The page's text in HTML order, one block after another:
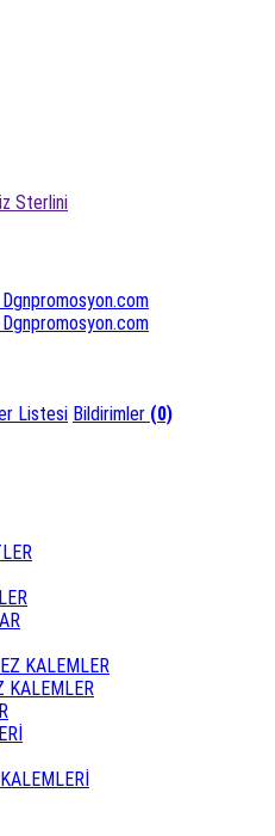
Sterlini
Listesi Bildirimler (0)
KALEMLER
KALEMLER